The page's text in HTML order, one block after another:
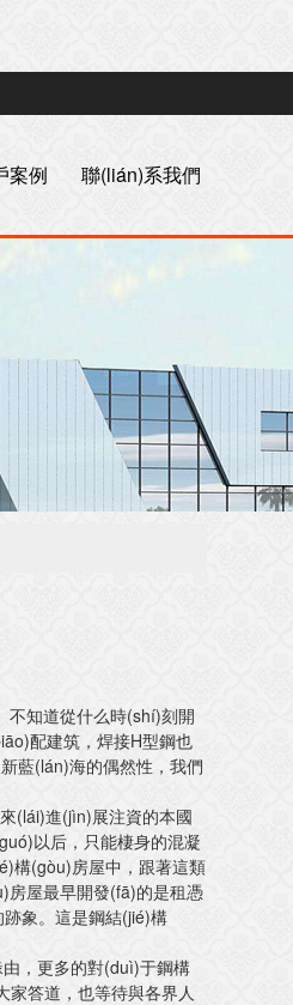
聯(lián)系我們
案例
不知道從什么時(shí)刻開
配建筑，焊接H型鋼也
藍(lán)海的偶然性，我們
來(lái)進(jìn)展注資的本國
以后，只能棲身的混凝
房屋中，跟著這類
房屋最早開發(fā)的是租憑
。這是鋼結(jié)構
，更多的對(duì)于鋼構
家答道，也等待與各界人